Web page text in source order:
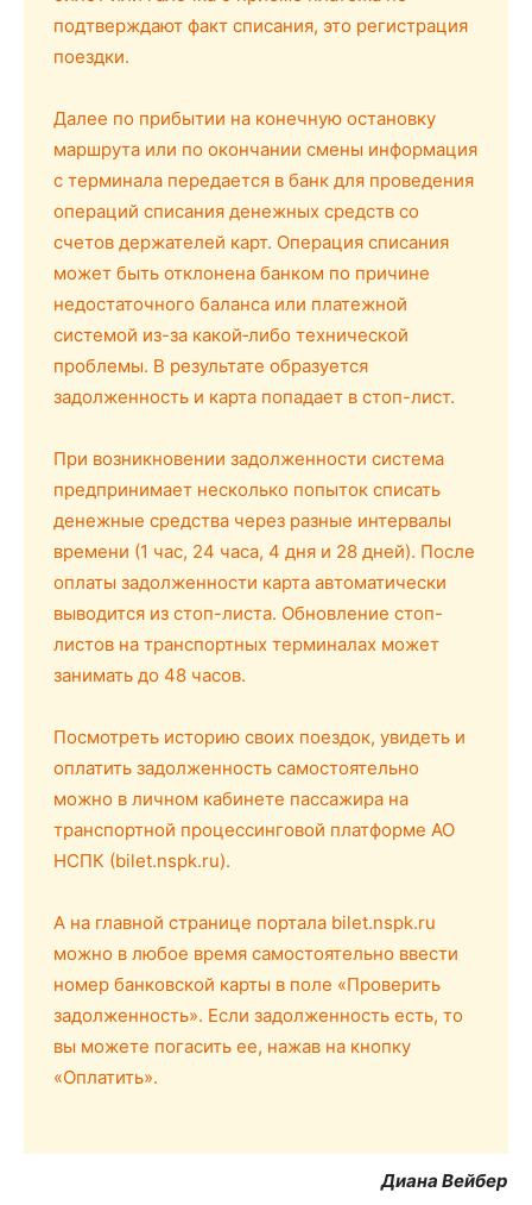
подтверждают факт списания, это регистрация
поездки.
Далее по прибытии на конечную остановку
маршрута или по окончании смены информация
с терминала передается в банк для проведения
операций списания денежных средств со
счетов держателей карт. Операция списания
может быть отклонена банком по причине
недостаточного баланса или платежной
системой из-за какой‑либо технической
проблемы. В результате образуется
задолженность и карта попадает в стоп-лист.
При возникновении задолженности система
предпринимает несколько попыток списать
денежные средства через разные интервалы
времени (1 час, 24 часа, 4 дня и 28 дней). После
оплаты задолженности карта автоматически
выводится из стоп-листа. Обновление стоп-
листов на транспортных терминалах может
занимать до 48 часов.
Посмотреть историю своих поездок, увидеть и
оплатить задолженность самостоятельно
можно в личном кабинете пассажира на
транспортной процессинговой платформе АО
НСПК (bilet.nspk.ru).
А на главной странице портала bilet.nspk.ru
можно в любое время самостоятельно ввести
номер банковской карты в поле «Проверить
задолженность». Если задолженность есть, то
вы можете погасить ее, нажав на кнопку
«Оплатить».
Диана Вейбер